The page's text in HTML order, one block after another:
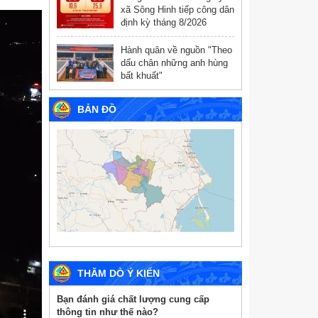
xã Sông Hinh tiếp công dân
định kỳ tháng 8/2026
Hành quân về nguồn "Theo
dấu chân những anh hùng
bất khuất"
BẢN ĐỒ
THĂM DÒ Ý KIẾN
Bạn đánh giá chất lượng cung cấp
thông tin như thế nào?